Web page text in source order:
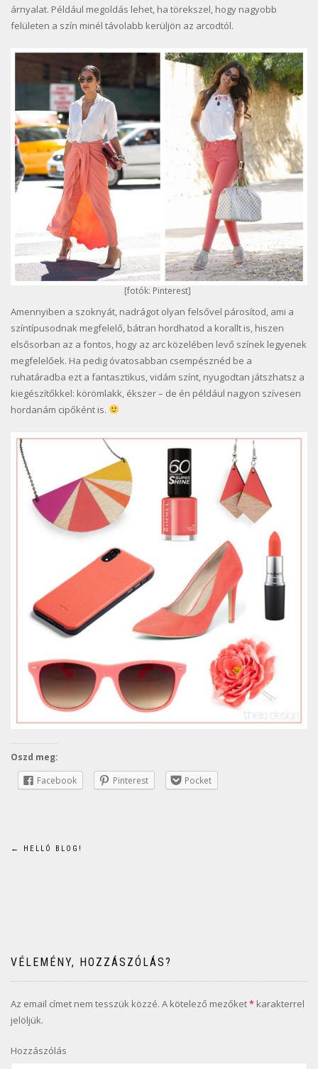
árnyalat. Például megoldás lehet, ha törekszel, hogy nagyobb
felületen a szín minél távolabb kerüljön az arcodtól.
[fotók: Pinterest]
Amennyiben a szoknyát, nadrágot olyan felsővel párosítod, ami a
színtípusodnak megfelelő, bátran hordhatod a korallt is, hiszen
elsősorban az a fontos, hogy az arc közelében levő színek legyenek
megfelelőek. Ha pedig óvatosabban csempésznéd be a
ruhatáradba ezt a fantasztikus, vidám színt, nyugodtan játszhatsz a
kiegészítőkkel: körömlakk, ékszer – de én például nagyon szívesen
hordanám cipőként is.
Oszd meg:
Facebook
Pinterest Pocket
Bejegyzés
← HELLÓ BLOG!
VÉLEMÉNY, HOZZÁSZÓLÁS?
Az email címet nem tesszük közzé. A kötelező mezőket* karakterrel
jelöljük.
Hozzászólás